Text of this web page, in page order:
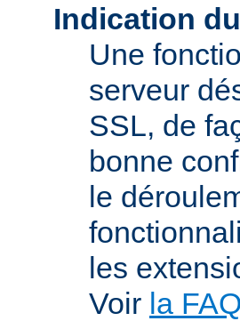
Indication
Une
serveur
SSL, de
bonne
le
les
Voir la